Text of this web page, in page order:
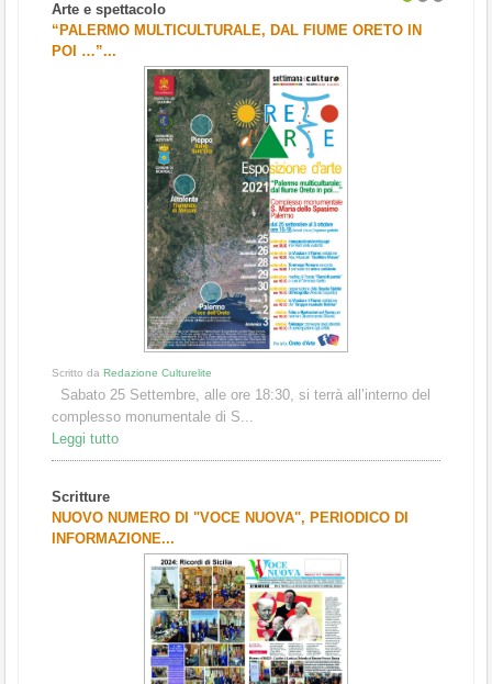
Arte e spettacolo
“PALERMO MULTICULTURALE, DAL FIUME ORETO IN
POI …”...
Scritto da Redazione Culturelite
Sabato 25 Settembre, alle ore 18:30, si terrà all’interno del
complesso monumentale di S...
Leggi tutto
Scritture
NUOVO NUMERO DI "VOCE NUOVA", PERIODICO DI
INFORMAZIONE...